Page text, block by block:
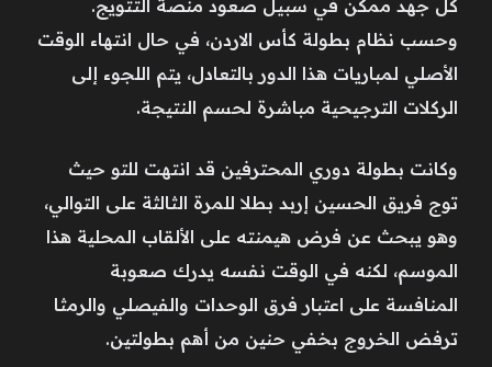
كل جهد ممكن في سبيل صعود منصة التتويج.
وحسب نظام بطولة كأس الاردن، في حال انتهاء الوقت
الأصلي لمباريات هذا الدور بالتعادل، يتم اللجوء إلى
الركلات الترجيحية مباشرة لحسم النتيجة.
وكانت بطولة دوري المحترفين قد انتهت للتو حيث
توج فريق الحسين إربد بطلا للمرة الثالثة على التوالي،
وهو يبحث عن فرض هيمنته على الألقاب المحلية هذا
الموسم، لكنه في الوقت نفسه يدرك صعوبة
المنافسة على اعتبار فرق الوحدات والفيصلي والرمثا
ترفض الخروج بخفي حنين من أهم بطولتين.